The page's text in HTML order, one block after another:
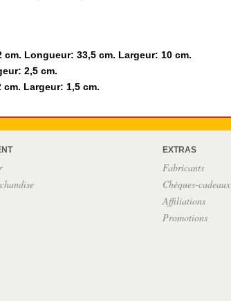
Longueur: 33,5 cm. Largeur: 10 cm.
2,5 cm.
Largeur: 1,5 cm.
EXTRAS
Fabricants
Chèques-cadeaux
Affiliations
Promotions